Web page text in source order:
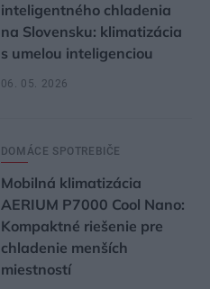
inteligentného chladenia
na Slovensku: klimatizácia
s umelou inteligenciou
06. 05. 2026
DOMÁCE SPOTREBIČE
Mobilná klimatizácia
AERIUM P7000 Cool Nano:
Kompaktné riešenie pre
chladenie menších
miestností